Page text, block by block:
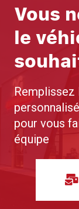
Vous
le
pour vous
équipe